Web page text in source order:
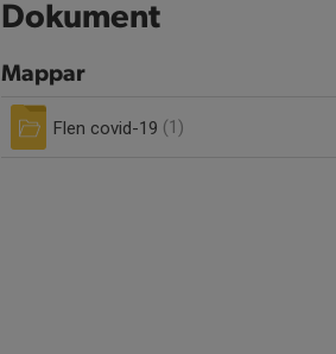
Dokument
Mappar
Flen covid-19 (1)